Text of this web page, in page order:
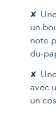
un
note
du-
avec
un